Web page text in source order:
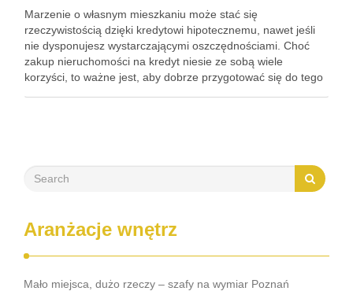
Marzenie o własnym mieszkaniu może stać się
rzeczywistością dzięki kredytowi hipotecznemu, nawet jeśli
nie dysponujesz wystarczającymi oszczędnościami. Choć
zakup nieruchomości na kredyt niesie ze sobą wiele
korzyści, to ważne jest, aby dobrze przygotować się do tego
Aranżacje wnętrz
Mało miejsca, dużo rzeczy – szafy na wymiar Poznań